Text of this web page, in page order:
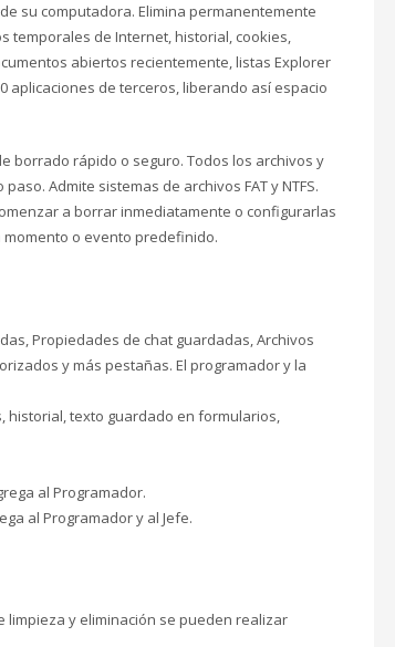
3 Payment &FREE shipment
su computadora. Elimina permanentemente
temporales de Internet, historial, cookies,
abiertos recientemente, listas Explorer
aplicaciones de terceros, liberando así espacio
borrado rápido o seguro. Todos los archivos y
Admite sistemas de archivos FAT y NTFS.
a borrar inmediatamente o configurarlas
o evento predefinido.
Propiedades de chat guardadas, Archivos
y más pestañas. El programador y la
historial, texto guardado en formularios,
al Programador.
al Programador y al Jefe.
y eliminación se pueden realizar